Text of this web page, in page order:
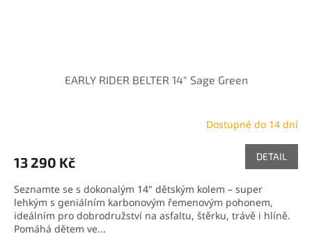
EARLY RIDER BELTER 14" Sage Green
Dostupné do 14 dní
13 290 Kč DETAIL
Seznamte se s dokonalým 14" dětským kolem – super
lehkým s geniálním karbonovým řemenovým pohonem,
ideálním pro dobrodružství na asfaltu, štěrku, trávě i hlíně.
Pomáhá dětem ve...